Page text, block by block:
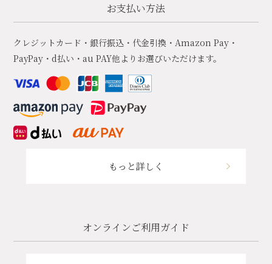
お支払い方法
クレジットカード・銀行振込・代金引換・Amazon Pay・
PayPay・d払い・au PAY他よりお選びいただけます。
もっと詳しく
オンラインご利用ガイド